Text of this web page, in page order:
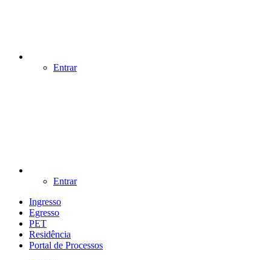
Entrar
Entrar
Ingresso
Egresso
PET
Residência
Portal de Processos